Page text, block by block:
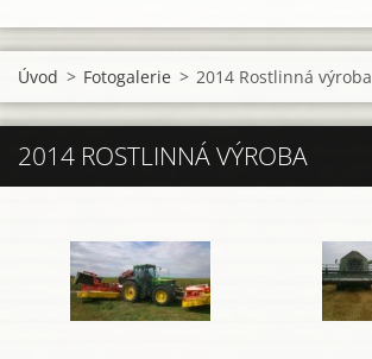
Úvod > Fotogalerie > 2014 Rostlinná výroba
2014 ROSTLINNÁ VÝROBA